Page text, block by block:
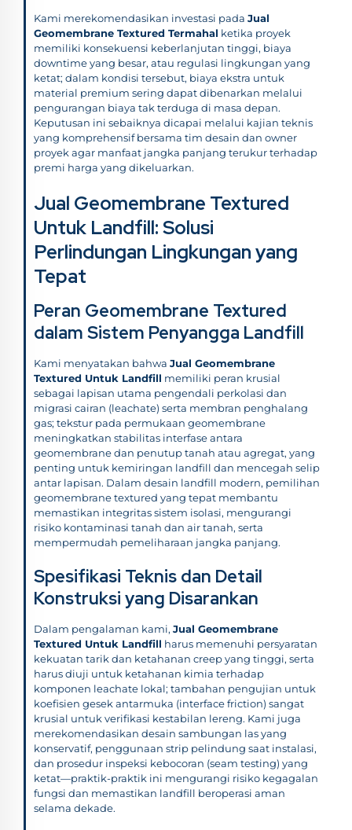
Kami merekomendasikan investasi pada Jual
Geomembrane Textured Termahal ketika proyek
memiliki konsekuensi keberlanjutan tinggi, biaya
downtime yang besar, atau regulasi lingkungan yang
ketat; dalam kondisi tersebut, biaya ekstra untuk
material premium sering dapat dibenarkan melalui
pengurangan biaya tak terduga di masa depan.
Keputusan ini sebaiknya dicapai melalui kajian teknis
yang komprehensif bersama tim desain dan owner
proyek agar manfaat jangka panjang terukur terhadap
premi harga yang dikeluarkan.
Jual Geomembrane Textured
Untuk Landfill: Solusi
Perlindungan Lingkungan yang
Tepat
Peran Geomembrane Textured
dalam Sistem Penyangga Landfill
Kami menyatakan bahwa Jual Geomembrane
Textured Untuk Landfill memiliki peran krusial
sebagai lapisan utama pengendali perkolasi dan
migrasi cairan (leachate) serta membran penghalang
gas; tekstur pada permukaan geomembrane
meningkatkan stabilitas interfase antara
geomembrane dan penutup tanah atau agregat, yang
penting untuk kemiringan landfill dan mencegah selip
antar lapisan. Dalam desain landfill modern, pemilihan
geomembrane textured yang tepat membantu
memastikan integritas sistem isolasi, mengurangi
risiko kontaminasi tanah dan air tanah, serta
mempermudah pemeliharaan jangka panjang.
Spesifikasi Teknis dan Detail
Konstruksi yang Disarankan
Dalam pengalaman kami, Jual Geomembrane
Textured Untuk Landfill harus memenuhi persyaratan
kekuatan tarik dan ketahanan creep yang tinggi, serta
harus diuji untuk ketahanan kimia terhadap
komponen leachate lokal; tambahan pengujian untuk
koefisien gesek antarmuka (interface friction) sangat
krusial untuk verifikasi kestabilan lereng. Kami juga
merekomendasikan desain sambungan las yang
konservatif, penggunaan strip pelindung saat instalasi,
dan prosedur inspeksi kebocoran (seam testing) yang
ketat—praktik-praktik ini mengurangi risiko kegagalan
fungsi dan memastikan landfill beroperasi aman
selama dekade.